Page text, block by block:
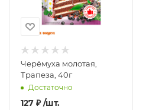
Черёмуха молотая,
Трапеза, 40г
Достаточно
127 ₽ /шт.